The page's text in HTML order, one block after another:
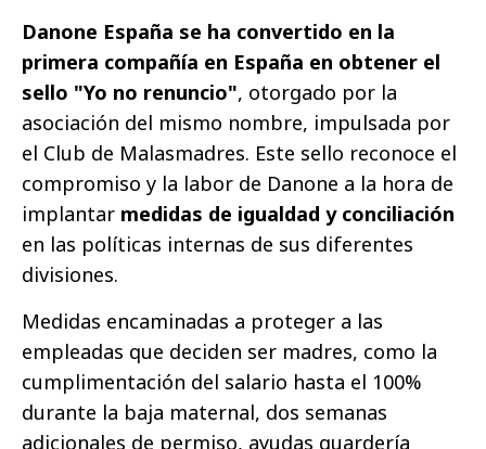
Danone España se ha convertido en la
primera compañía en España en obtener el
sello "Yo no renuncio", otorgado por la
asociación del mismo nombre, impulsada por
el Club de Malasmadres. Este sello reconoce el
compromiso y la labor de Danone a la hora de
implantar medidas de igualdad y conciliación
en las políticas internas de sus diferentes
divisiones.
Medidas encaminadas a proteger a las
empleadas que deciden ser madres, como la
cumplimentación del salario hasta el 100%
durante la baja maternal, dos semanas
adicionales de permiso, ayudas guardería